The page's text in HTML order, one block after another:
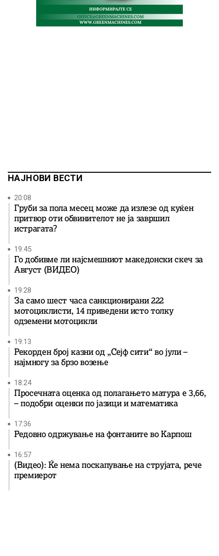
НАЈНОВИ ВЕСТИ
20:08
Груби за пола месец може да излезе од куќен
притвор оти обвинителот не ја завршил
истрагата?
19:45
Го добивме ли најсмешниот македонски скеч за
Август (ВИДЕО)
19:28
За само шест часа санкционирани 222
мотоциклисти, 14 приведени исто толку
одземени мотоцикли
19:13
Рекорден број казни од „Сејф сити“ во јули –
најмногу за брзо возење
18:24
Просечната оценка од полагањето матура е 3,66,
– подобри оценки по јазици и математика
17:36
Редовно одржување на фонтаните во Карпош
16:57
(Видео): Ќе нема поскапување на струјата, рече
премиерот